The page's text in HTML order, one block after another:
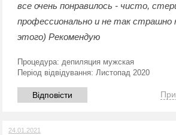
все очень понравилось - чисто,
профессионально и не так страшно
этого) Рекомендую
Процедура: депиляция мужская
Період відвідування: Листопад 2020
Відповісти
24.01.2021